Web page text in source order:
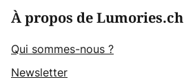
À propos de Lumories.ch
Qui sommes-nous ?
Newsletter